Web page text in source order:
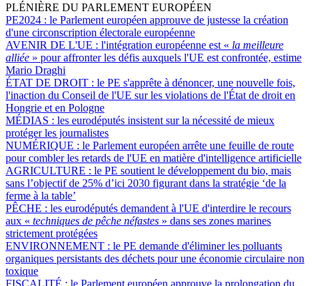
PLÉNIÈRE DU PARLEMENT EUROPÉEN
PE2024 : le Parlement européen approuve de justesse la création
d'une circonscription électorale européenne
AVENIR DE L'UE : l'intégration européenne est « la meilleure
alliée » pour affronter les défis auxquels l'UE est confrontée, estime
Mario Draghi
ÉTAT DE DROIT : le PE s'apprête à dénoncer, une nouvelle fois,
l'inaction du Conseil de l'UE sur les violations de l'État de droit en
Hongrie et en Pologne
MÉDIAS : les eurodéputés insistent sur la nécessité de mieux
protéger les journalistes
NUMÉRIQUE : le Parlement européen arrête une feuille de route
pour combler les retards de l'UE en matière d'intelligence artificielle
AGRICULTURE : le PE soutient le développement du bio, mais
sans l’objectif de 25% d’ici 2030 figurant dans la stratégie ‘de la
ferme à la table’
PÊCHE : les eurodéputés demandent à l'UE d'interdire le recours
aux « techniques de pêche néfastes » dans ses zones marines
strictement protégées
ENVIRONNEMENT : le PE demande d'éliminer les polluants
organiques persistants des déchets pour une économie circulaire non
toxique
FISCALITÉ : le Parlement européen approuve la prolongation du